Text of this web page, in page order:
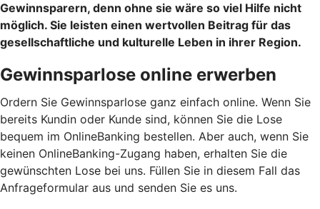
Gewinnsparern, denn ohne sie wäre so viel Hilfe nicht
möglich. Sie leisten einen wertvollen Beitrag für das
gesellschaftliche und kulturelle Leben in ihrer Region.
Gewinnsparlose online erwerben
Ordern Sie Gewinnsparlose ganz einfach online. Wenn Sie
bereits Kundin oder Kunde sind, können Sie die Lose
bequem im OnlineBanking bestellen. Aber auch, wenn Sie
keinen OnlineBanking-Zugang haben, erhalten Sie die
gewünschten Lose bei uns. Füllen Sie in diesem Fall das
Anfrageformular aus und senden Sie es uns.